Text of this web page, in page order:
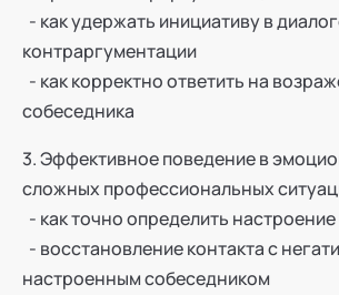
- как удержать инициативу в
контраргументации
- как корректно ответить на
собеседника
3. Эффективное поведение в
сложных профессиональных
- как точно определить
- восстановление контакта с
настроенным собеседником